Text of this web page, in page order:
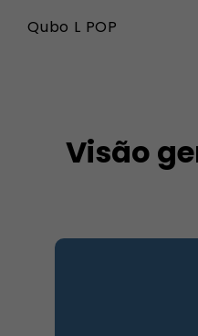
Qubo L POP
Visão